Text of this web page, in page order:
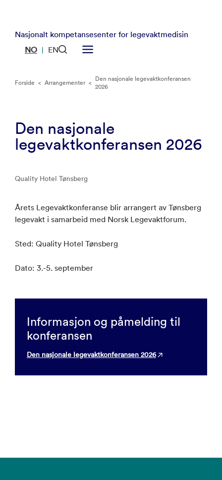
Nasjonalt kompetansesenter for legevaktmedisin
NO | EN
Forside < Arrangementer < Den nasjonale legevaktkonferansen
2026
Den nasjonale
legevaktkonferansen 2026
Quality Hotel Tønsberg
Årets Legevaktkonferanse blir arrangert av Tønsberg
legevakt i samarbeid med Norsk Legevaktforum.
Sted: Quality Hotel Tønsberg
Dato: 3.-5. september
Informasjon og påmelding til
konferansen
Den nasjonale legevaktkonferansen 2026